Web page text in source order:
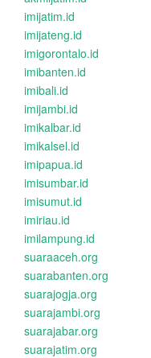
imijatim.id
imijateng.id
imigorontalo.id
imibanten.id
imibali.id
imijambi.id
imikalbar.id
imikalsel.id
imipapua.id
imisumbar.id
imisumut.id
imiriau.id
imilampung.id
suaraaceh.org
suarabanten.org
suarajogja.org
suarajambi.org
suarajabar.org
suarajatim.org